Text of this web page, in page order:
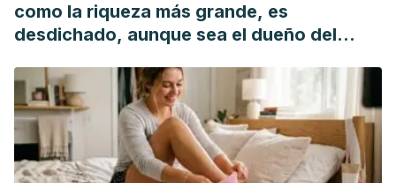
como la riqueza más grande, es
desdichado, aunque sea el dueño del